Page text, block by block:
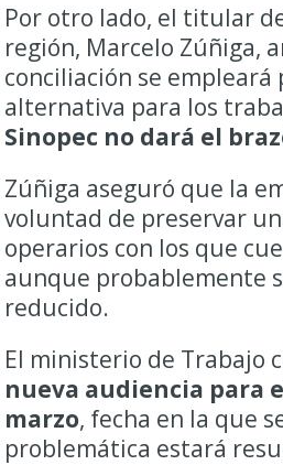
Por otro lado, el titular
región, Marcelo Zúñiga,
conciliación se empleará
alternativa para los
Sinopec no dará el
Zúñiga aseguró que la
voluntad de preservar
operarios con los que
aunque probablemente
reducido.
El ministerio de Trabajo
nueva audiencia para
marzo, fecha en la que
problemática estará